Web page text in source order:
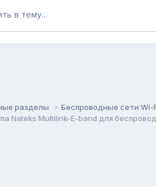
в тему...
разделы
Беспроводные сети Wi-
Nateks Multilink-E-band для